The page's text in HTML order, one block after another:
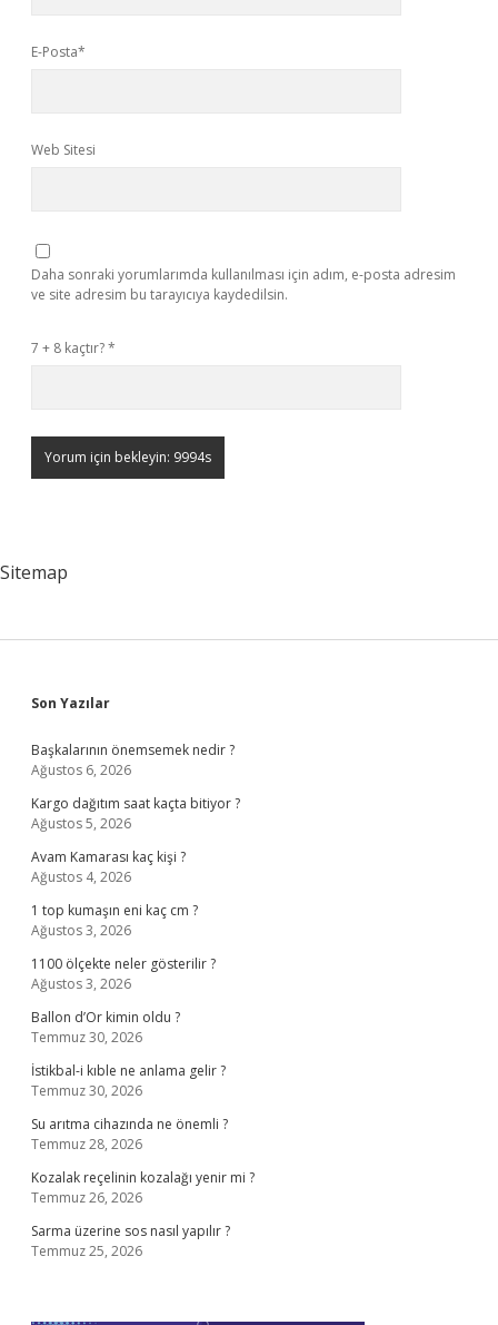
E-Posta*
Web Sitesi
Daha sonraki yorumlarımda kullanılması için adım, e-posta adresim
ve site adresim bu tarayıcıya kaydedilsin.
7 + 8 kaçtır?*
Sitemap
Sidebar
Son Yazılar
Başkalarının önemsemek nedir ?
Ağustos 6, 2026
Kargo dağıtım saat kaçta bitiyor ?
Ağustos 5, 2026
Avam Kamarası kaç kişi ?
Ağustos 4, 2026
1 top kumaşın eni kaç cm ?
Ağustos 3, 2026
1100 ölçekte neler gösterilir ?
Ağustos 3, 2026
Ballon d’Or kimin oldu ?
Temmuz 30, 2026
İstikbal-i kıble ne anlama gelir ?
Temmuz 30, 2026
Su arıtma cihazında ne önemli ?
Temmuz 28, 2026
Kozalak reçelinin kozalağı yenir mi ?
Temmuz 26, 2026
Sarma üzerine sos nasıl yapılır ?
Temmuz 25, 2026